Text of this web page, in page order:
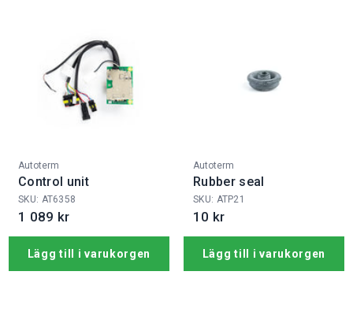
Fabrikat:
Autoterm
Control unit
SKU: AT6358
1 089 kr
Lägg till i varukorgen
Fabrikat:
Autoterm
Rubber seal
SKU: ATP21
10 kr
Lägg till i varukorgen